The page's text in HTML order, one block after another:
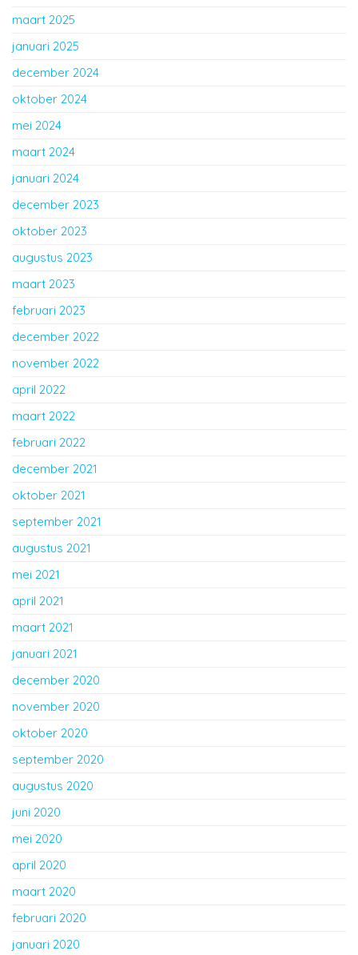
maart 2025
januari 2025
december 2024
oktober 2024
mei 2024
maart 2024
januari 2024
december 2023
oktober 2023
augustus 2023
maart 2023
februari 2023
december 2022
november 2022
april 2022
maart 2022
februari 2022
december 2021
oktober 2021
september 2021
augustus 2021
mei 2021
april 2021
maart 2021
januari 2021
december 2020
november 2020
oktober 2020
september 2020
augustus 2020
juni 2020
mei 2020
april 2020
maart 2020
februari 2020
januari 2020